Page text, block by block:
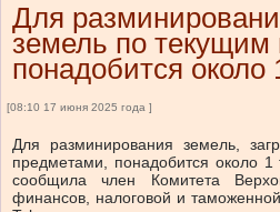
Для
земель по текущим
понадобится около
[08:10 17 июня 2025 года ]
Для разминирования земель,
предметами, понадобится около
сообщила член Комитета
финансов, налоговой и